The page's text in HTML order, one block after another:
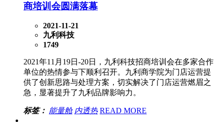
商培训会圆满落幕
2021-11-21
九利科技
1749
2021年11月19日-20日，九利科技招商培训会在多家合作
单位的热情参与下顺利召开。九利商学院为门店运营提
供了创新思路与处理方案，切实解决了门店运营燃眉之
急，显著提升了九利品牌影响力。
标签： 能量舱 内透热 READ MORE